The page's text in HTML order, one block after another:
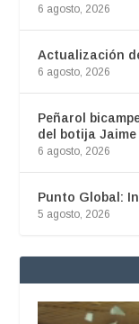
6 agosto, 2026
Actualización
6 agosto, 2026
Peñarol
del botija Jaime
6 agosto, 2026
Punto Global:
5 agosto, 2026